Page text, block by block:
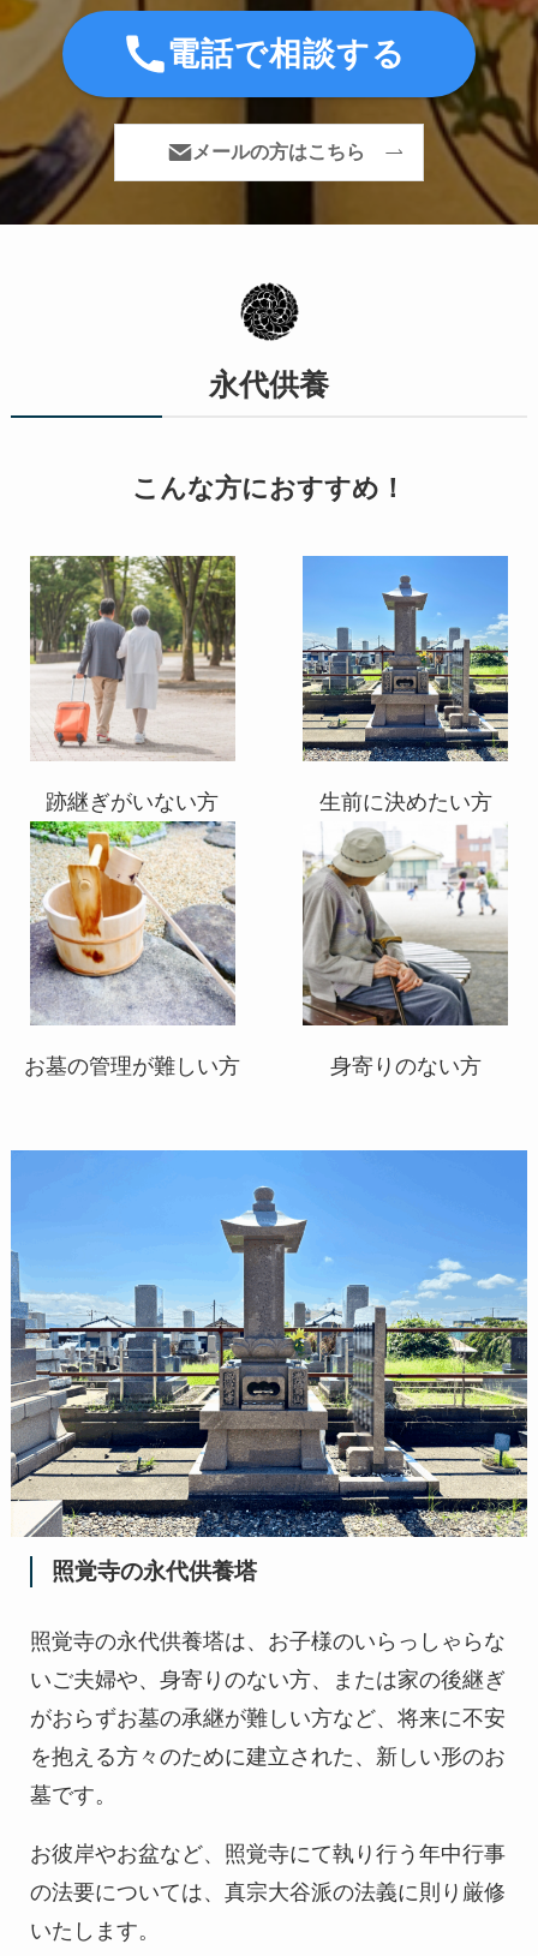
電話で相談する
メールの方はこちら
永代供養
こんな方におすすめ！
跡継ぎがいない方 生前に決めたい方
お墓の管理が難しい方 身寄りのない方
照覚寺の永代供養塔
照覚寺の永代供養塔は、お子様のいらっしゃらな
いご夫婦や、身寄りのない方、または家の後継ぎ
がおらずお墓の承継が難しい方など、将来に不安
を抱える方々のために建立された、新しい形のお
墓です。
お彼岸やお盆など、照覚寺にて執り行う年中行事
の法要については、真宗大谷派の法義に則り厳修
いたします。